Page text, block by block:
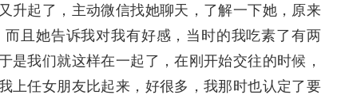
升起了，主动微信找她聊天，了解一下她，原来
且她告诉我对我有好感，当时的我吃素了有两
我们就这样在一起了，在刚开始交往的时候，
上任女朋友比起来，好很多，我那时也认定了要